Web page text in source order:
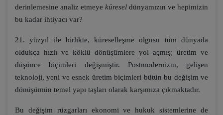
derinlemesine analiz etmeye küresel dünyamızın ve hepimizin
bu kadar ihtiyacı var?
21. yüzyıl ile birlikte, küreselleşme olgusu tüm dünyada
oldukça hızlı ve köklü dönüşümlere yol açmış; üretim ve
düşünce biçimleri değişmiştir. Postmodernizm, gelişen
teknoloji, yeni ve esnek üretim biçimleri bütün bu değişim ve
dönüşümün temel yapı taşları olarak karşımıza çıkmaktadır.
Bu değişim rüzgarları ekonomi ve hukuk sistemlerine de